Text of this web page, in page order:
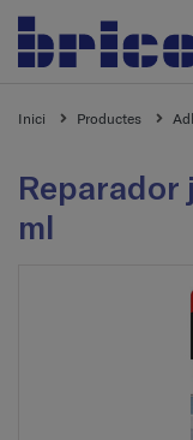
Inici Productes
Reparador
ml